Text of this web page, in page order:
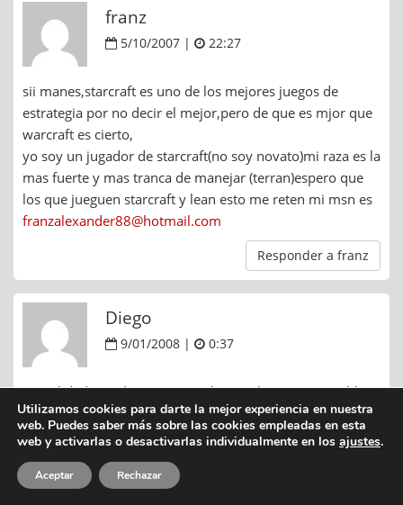
franz
5/10/2007 | 22:27
sii manes,starcraft es uno de los mejores juegos de
estrategia por no decir el mejor,pero de que es mjor que
warcraft es cierto,
yo soy un jugador de starcraft(no soy novato)mi raza es la
mas fuerte y mas tranca de manejar (terran)espero que
los que jueguen starcraft y lean esto me reten mi msn es
franzalexander88@hotmail.com
Responder a franz
Diego
9/01/2008 | 0:37
Enrealidad mi admiracion por lim yo- hwan es increible q
alguien asi pueda solo dedicarse a tan bien echo q esta
este juego.
Utilizamos cookies para darte la mejor experiencia en nuestra
web. Puedes saber más sobre las cookies empleadas en esta
web y activarlas o desactivarlas individualmente en los ajustes.
Aceptar Rechazar